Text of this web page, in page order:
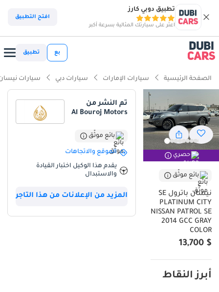
تطبيق دوبي كارز
اعثر على سيارتك المثالية بسرعة أكبر
افتح التطبيق
بع تطبيق
الصفحة الرئيسية سيارات الإمارات سيارات دبي سيارات
حصري
بائع موثّق
نيسان باترول SE
PLATINUM CITY
NISSAN PATROL SE
2014 GCC GRAY
COLOR
$ 13,700
أبرز النقاط
تم النشر من
Al Bouroj Motors
بائع موثّق
الموقع والاتجاهات
يقدم هذا الوكيل اختبار القيادة
والاستبدال
المزيد من الإعلانات من هذا التاجر